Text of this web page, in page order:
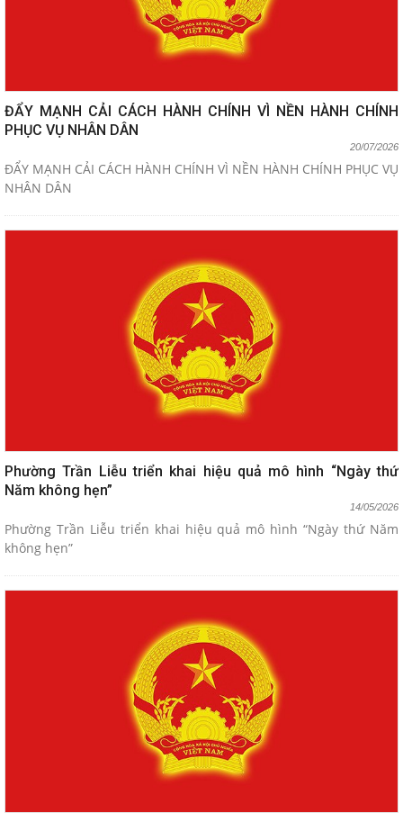
ĐẨY MẠNH CẢI CÁCH HÀNH CHÍNH VÌ NỀN HÀNH CHÍNH
PHỤC VỤ NHÂN DÂN
20/07/2026
ĐẨY MẠNH CẢI CÁCH HÀNH CHÍNH VÌ NỀN HÀNH CHÍNH PHỤC VỤ
NHÂN DÂN
Phường Trần Liễu triển khai hiệu quả mô hình “Ngày thứ
Năm không hẹn”
14/05/2026
Phường Trần Liễu triển khai hiệu quả mô hình “Ngày thứ Năm
không hẹn”